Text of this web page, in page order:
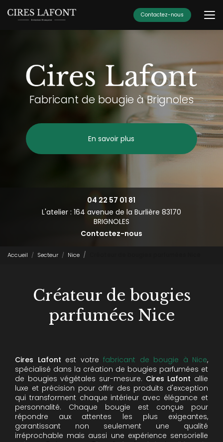
au
contenu
Contactez-nous
Fabricant de bougie à Brignoles
En savoir plus
04 22 57 01 81
L'atelier : 164 avenue de la Burlière 83170
BRIGNOLES
Contactez-nous
Accueil Secteur Nice
Créateur de bougies
parfumées Nice
Cires Lafont est votre fabricant de bougie à Nice,
spécialisé dans la création de bougies parfumées et
de bougies végétales sur-mesure. Cires Lafont allie
luxe et précision pour offrir des produits d'exception
qui transforment chaque intérieur avec élégance et
personnalité. Chaque bougie est conçue pour
répondre aux attentes les plus exigeantes,
garantissant non seulement une qualité
irréprochable mais aussi une expérience sensorielle